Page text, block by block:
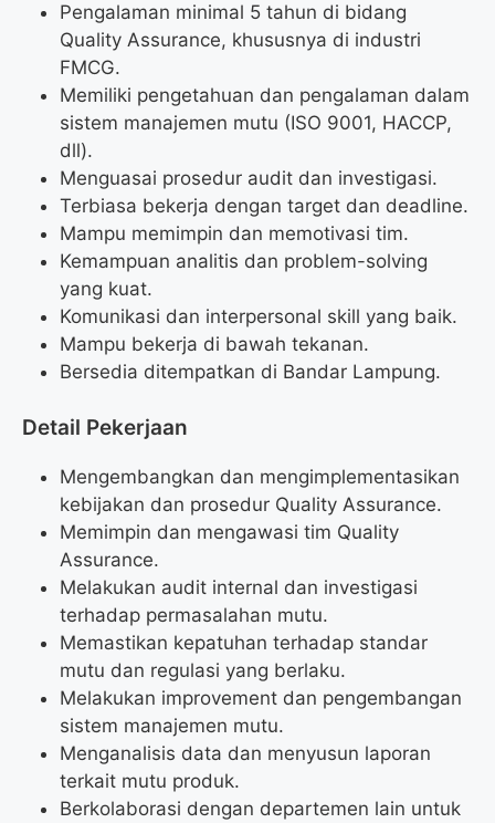
Pengalaman minimal 5 tahun di bidang
Quality Assurance, khususnya di industri
FMCG.
Memiliki pengetahuan dan pengalaman dalam
sistem manajemen mutu (ISO 9001, HACCP,
dll).
Menguasai prosedur audit dan investigasi.
Terbiasa bekerja dengan target dan deadline.
Mampu memimpin dan memotivasi tim.
Kemampuan analitis dan problem-solving
yang kuat.
Komunikasi dan interpersonal skill yang baik.
Mampu bekerja di bawah tekanan.
Bersedia ditempatkan di Bandar Lampung.
Detail Pekerjaan
Mengembangkan dan mengimplementasikan
kebijakan dan prosedur Quality Assurance.
Memimpin dan mengawasi tim Quality
Assurance.
Melakukan audit internal dan investigasi
terhadap permasalahan mutu.
Memastikan kepatuhan terhadap standar
mutu dan regulasi yang berlaku.
Melakukan improvement dan pengembangan
sistem manajemen mutu.
Menganalisis data dan menyusun laporan
terkait mutu produk.
Berkolaborasi dengan departemen lain untuk